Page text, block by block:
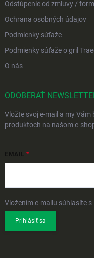
Odstúpenie od zmluvy /
Ochrana osobných údajov
Podmienky súťaže
Podmienky súťaže o gril
O nás
ODOBERAŤ
Vložte svoj e-mail a my
produktoch na našom e-
EMAIL
Vložením e-mailu súhlasíte s
Prihlásiť sa